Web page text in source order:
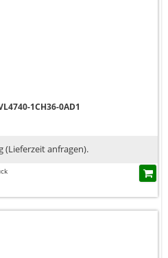
1CH36-0AD1
(Lieferzeit anfragen).